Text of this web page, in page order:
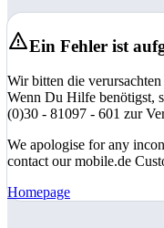
Ein Fehler ist
Wir bitten die
Wenn Du Hilfe benötigst,
(0)30 - 81097 - 601 zur
We apologise for any
contact our mobile.de
Homepage